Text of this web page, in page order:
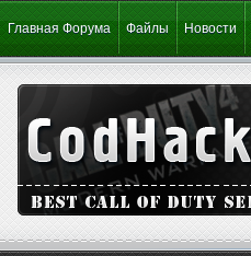
Главная Форума Файлы Новости